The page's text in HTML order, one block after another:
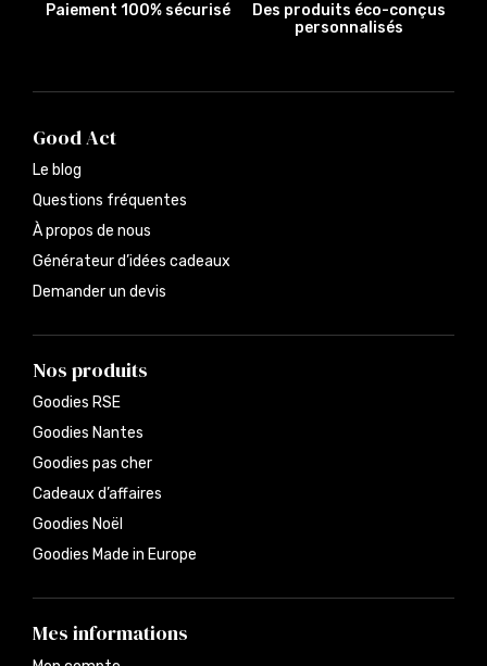
Paiement 100% sécurisé
Des produits éco-conçus
personnalisés
Good Act
Le blog
Questions fréquentes
À propos de nous
Générateur d’idées cadeaux
Demander un devis
Nos produits
Goodies RSE
Goodies Nantes
Goodies pas cher
Cadeaux d’affaires
Goodies Noël
Goodies Made in Europe
Mes informations